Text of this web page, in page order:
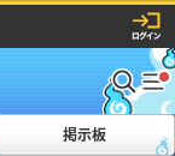
掲示板